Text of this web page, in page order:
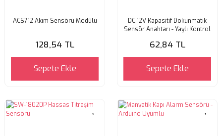
ACS712 Akım Sensörü Modülü
128,54 TL
Sepete Ekle
DC 12V Kapasitif Dokunmatik
Sensör Anahtarı - Yaylı Kontrol
62,84 TL
Sepete Ekle